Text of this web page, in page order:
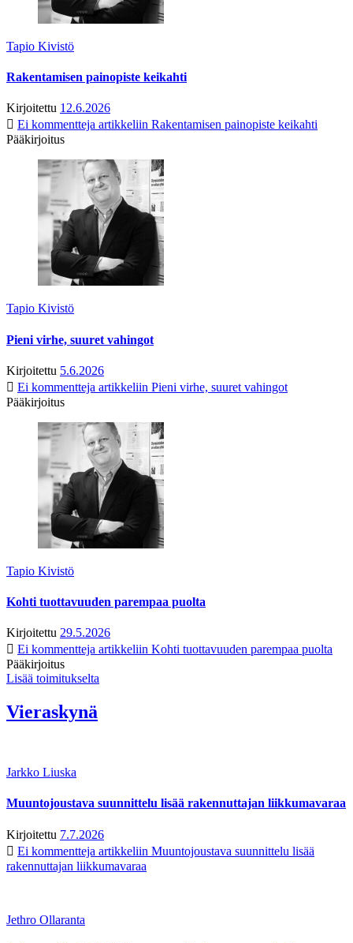
Tapio Kivistö
Rakentamisen painopiste keikahti
Kirjoitettu 12.6.2026
Ei kommentteja artikkeliin Rakentamisen painopiste keikahti
Pääkirjoitus
Tapio Kivistö
Pieni virhe, suuret vahingot
Kirjoitettu 5.6.2026
Ei kommentteja artikkeliin Pieni virhe, suuret vahingot
Pääkirjoitus
Tapio Kivistö
Kohti tuottavuuden parempaa puolta
Kirjoitettu 29.5.2026
Ei kommentteja artikkeliin Kohti tuottavuuden parempaa puolta
Pääkirjoitus
Lisää toimitukselta
Vieraskynä
Jarkko Liuska
Muuntojoustava suunnittelu lisää rakennuttajan liikkumavaraa
Kirjoitettu 7.7.2026
Ei kommentteja artikkeliin Muuntojoustava suunnittelu lisää
rakennuttajan liikkumavaraa
Jethro Ollaranta